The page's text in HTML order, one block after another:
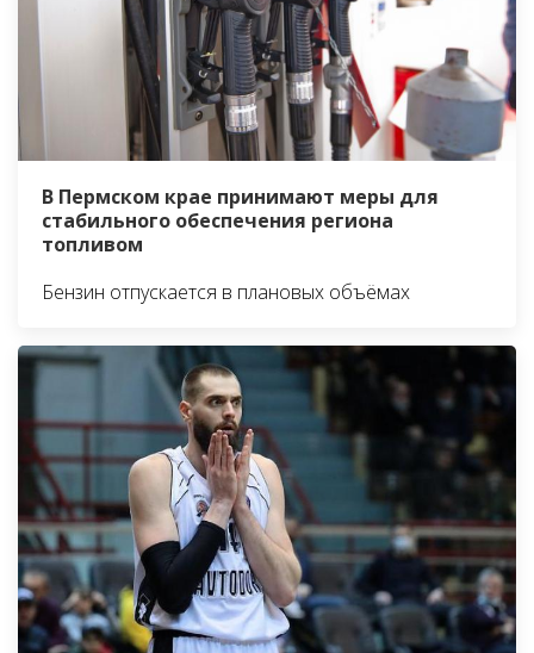
В Пермском крае принимают меры для
стабильного обеспечения региона
топливом
Бензин отпускается в плановых объёмах